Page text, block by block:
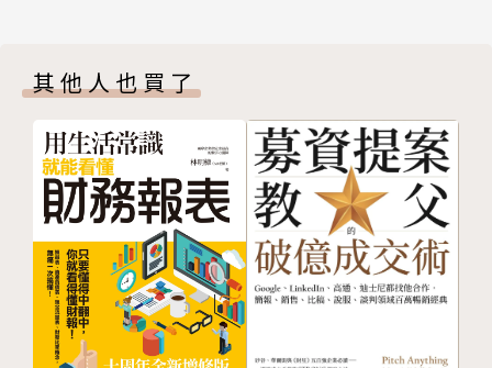
業初期便立下了「無私分享」的人生目標，非常重視教
得，陸續累積約60萬字，並依課題分門別類，整理成
「業務實戰篇」、「觀念篇」、「經營札記」三本「分
享系列」教材，做為內部教育訓練之用。
相關著作
《比專業更重要的隱形競爭力：多做一小步，創造難以
取代的價值》
《讓上司放心交辦任務的CSI工作術：工作零失誤，你
其他人也買了